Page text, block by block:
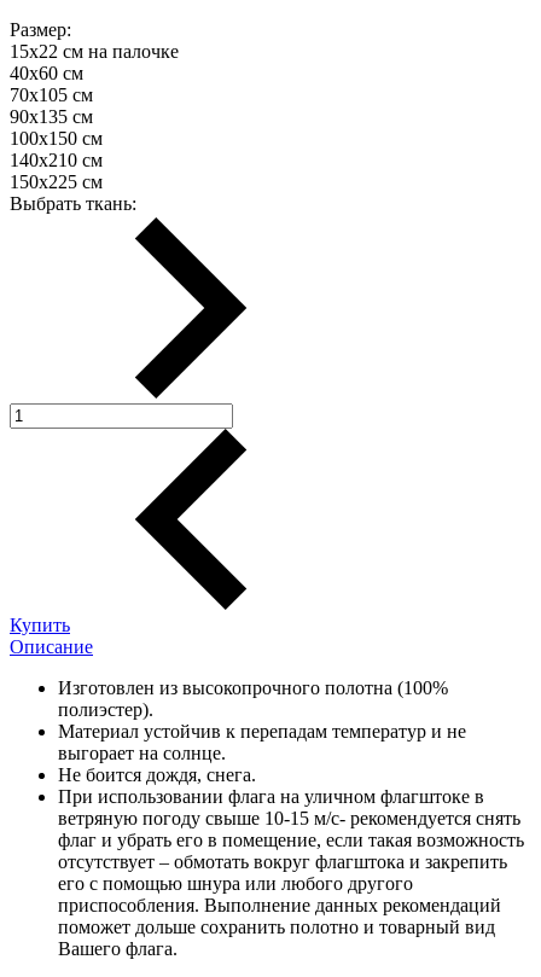
Размер:
15х22 см на палочке
40х60 см
70х105 см
90х135 см
100х150 см
140х210 см
150х225 см
Выбрать ткань:
Купить
Описание
Изготовлен из высокопрочного полотна (100%
полиэстер).
Материал устойчив к перепадам температур и не
выгорает на солнце.
Не боится дождя, снега.
При использовании флага на уличном флагштоке в
ветряную погоду свыше 10-15 м/с- рекомендуется снять
флаг и убрать его в помещение, если такая возможность
отсутствует – обмотать вокруг флагштока и закрепить
его с помощью шнура или любого другого
приспособления. Выполнение данных рекомендаций
поможет дольше сохранить полотно и товарный вид
Вашего флага.